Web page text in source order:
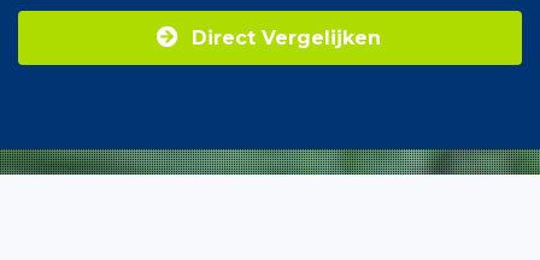
Direct Vergelijken